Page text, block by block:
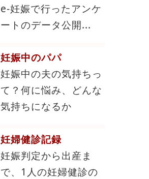
e-妊娠で行ったアンケ
ートのデータ公開...
妊娠中のパパ
妊娠中の夫の気持ちっ
て？何に悩み、どんな
気持ちになるか
妊婦健診記録
妊娠判定から出産ま
で、1人の妊婦健診の